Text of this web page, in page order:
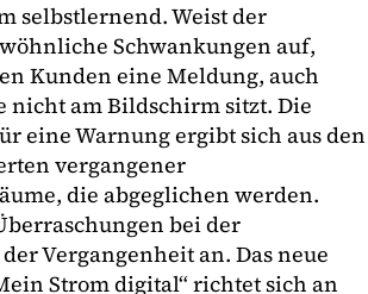
selbstlernend. Weist der
Schwankungen auf,
Kunden eine Meldung, auch
nicht am Bildschirm sitzt. Die
eine Warnung ergibt sich aus den
vergangener
die abgeglichen werden.
bei der
Vergangenheit an. Das neue
Strom digital“ richtet sich an